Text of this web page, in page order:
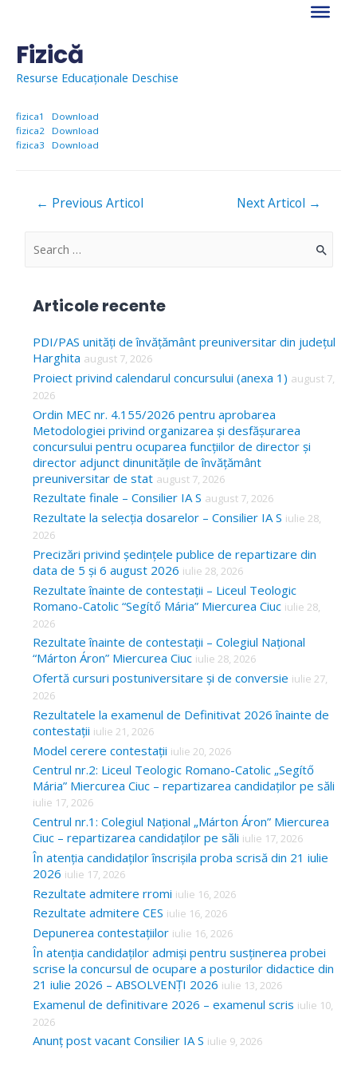
contentFizică
Resurse Educaționale Deschise
fizica1
Download
fizica2
Download
fizica3
Download
Navigare
← Previous Articol Next Articol →
S
c
h
f
o
r
Articole recente
PDI/PAS unități de învățământ preuniversitar din județul
Harghita august 7, 2026
Proiect privind calendarul concursului (anexa 1) august 7,
2026
Ordin MEC nr. 4.155/2026 pentru aprobarea
Metodologiei privind organizarea și desfășurarea
concursului pentru ocuparea funcțiilor de director și
director adjunct dinunitățile de învățământ
preuniversitar de stat august 7, 2026
Rezultate finale – Consilier IA S august 7, 2026
Rezultate la selecția dosarelor – Consilier IA S iulie 28,
2026
Precizări privind ședințele publice de repartizare din
data de 5 și 6 august 2026 iulie 28, 2026
Rezultate înainte de contestații – Liceul Teologic
Romano-Catolic “Segítő Mária” Miercurea Ciuc iulie 28,
2026
Rezultate înainte de contestații – Colegiul Național
“Márton Áron” Miercurea Ciuc iulie 28, 2026
Ofertă cursuri postuniversitare și de conversie iulie 27,
2026
Rezultatele la examenul de Definitivat 2026 înainte de
contestații iulie 21, 2026
Model cerere contestații iulie 20, 2026
Centrul nr.2: Liceul Teologic Romano-Catolic „Segítő
Mária” Miercurea Ciuc – repartizarea candidaților pe săli
iulie 17, 2026
Centrul nr.1: Colegiul Național „Márton Áron” Miercurea
Ciuc – repartizarea candidaților pe săli iulie 17, 2026
În atenția candidaților înscrișila proba scrisă din 21 iulie
2026 iulie 17, 2026
Rezultate admitere rromi iulie 16, 2026
Rezultate admitere CES iulie 16, 2026
Depunerea contestațiilor iulie 16, 2026
În atenția candidaților admiși pentru susținerea probei
scrise la concursul de ocupare a posturilor didactice din
21 iulie 2026 – ABSOLVENȚI 2026 iulie 13, 2026
Examenul de definitivare 2026 – examenul scris iulie 10,
2026
Anunț post vacant Consilier IA S iulie 9, 2026